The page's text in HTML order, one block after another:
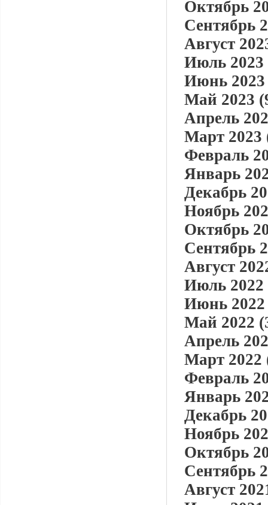
Октябрь
Сентябрь
Август
Июль 2023
Июнь 2023
Май 2023
Апрель
Март 2023
Февраль
Январь
Декабрь
Ноябрь
Октябрь
Сентябрь
Август
Июль 2022
Июнь 2022
Май 2022
Апрель
Март 2022
Февраль
Январь
Декабрь
Ноябрь
Октябрь
Сентябрь
Август